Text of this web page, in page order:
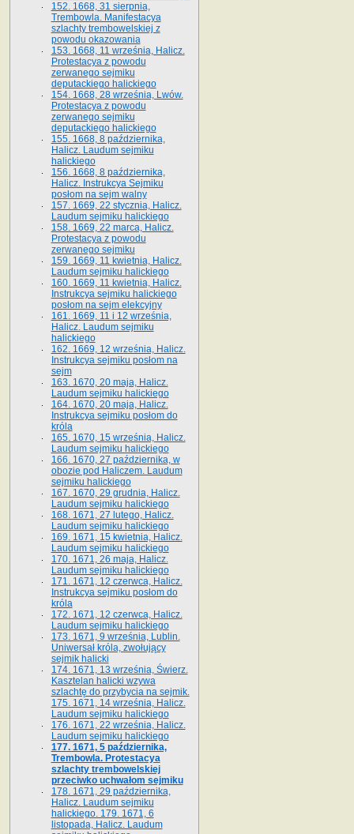
152. 1668, 31 sierpnia,
Trembowla. Manifestacya
szlachty trembowelskiej z
powodu okazowania
153. 1668, 11 września, Halicz.
Protestacya z powodu
zerwanego sejmiku
deputackiego halickiego
154. 1668, 28 września, Lwów.
Protestacya z powodu
zerwanego sejmiku
deputackiego halickiego
155. 1668, 8 października,
Halicz. Laudum sejmiku
halickiego
156. 1668, 8 października,
Halicz. Instrukcya Sejmiku
posłom na sejm walny
157. 1669, 22 stycznia, Halicz.
Laudum sejmiku halickiego
158. 1669, 22 marca, Halicz.
Protestacya z powodu
zerwanego sejmiku
159. 1669, 11 kwietnia, Halicz.
Laudum sejmiku halickiego
160. 1669, 11 kwietnia, Halicz.
Instrukcya sejmiku halickiego
posłom na sejm elekcyjny
161. 1669, 11 i 12 września,
Halicz. Laudum sejmiku
halickiego
162. 1669, 12 września, Halicz.
Instrukcya sejmiku posłom na
sejm
163. 1670, 20 maja, Halicz.
Laudum sejmiku halickiego
164. 1670, 20 maja, Halicz.
Instrukcya sejmiku posłom do
króla
165. 1670, 15 września, Halicz.
Laudum sejmiku halickiego
166. 1670, 27 października, w
obozie pod Haliczem. Laudum
sejmiku halickiego
167. 1670, 29 grudnia, Halicz.
Laudum sejmiku halickiego
168. 1671, 27 lutego, Halicz.
Laudum sejmiku halickiego
169. 1671, 15 kwietnia, Halicz.
Laudum sejmiku halickiego
170. 1671, 26 maja, Halicz.
Laudum sejmiku halickiego
171. 1671, 12 czerwca, Halicz.
Instrukcya sejmiku posłom do
króla
172. 1671, 12 czerwca, Halicz.
Laudum sejmiku halickiego
173. 1671, 9 września, Lublin.
Uniwersał króla, zwołujący
sejmik halicki
174. 1671, 13 września, Świerz.
Kasztelan halicki wzywa
szlachtę do przybycia na sejmik.
175. 1671, 14 września, Halicz.
Laudum sejmiku halickiego
176. 1671, 22 września, Halicz.
Laudum sejmiku halickiego
177. 1671, 5 października,
Trembowla. Protestacya
szlachty trembowelskiej
przeciwko uchwałom sejmiku
178. 1671, 29 października,
Halicz. Laudum sejmiku
halickiego. 179. 1671, 6
listopada, Halicz. Laudum